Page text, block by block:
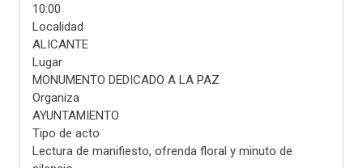
10:00
Localidad
ALICANTE
Lugar
MONUMENTO DEDICADO A LA PAZ
Organiza
AYUNTAMIENTO
Tipo de acto
Lectura de manifiesto, ofrenda floral y minuto de